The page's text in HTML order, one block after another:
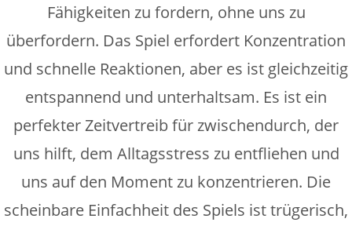
Fähigkeiten zu fordern, ohne uns zu
überfordern. Das Spiel erfordert Konzentration
und schnelle Reaktionen, aber es ist gleichzeitig
entspannend und unterhaltsam. Es ist ein
perfekter Zeitvertreib für zwischendurch, der
uns hilft, dem Alltagsstress zu entfliehen und
uns auf den Moment zu konzentrieren. Die
scheinbare Einfachheit des Spiels ist trügerisch,